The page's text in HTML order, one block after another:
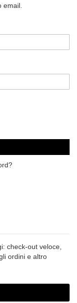
email.
check-out veloce,
ordini e altro